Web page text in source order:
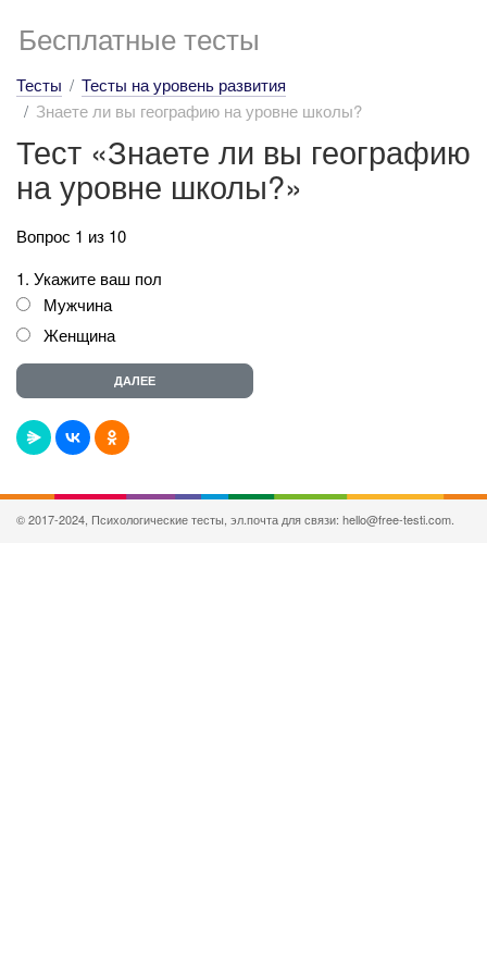
Бесплатные тесты
Тесты
Тесты на уровень развития
Знаете ли вы географию на уровне школы?
Тест «Знаете ли вы географию
на уровне школы?»
Вопрос 1 из 10
1. Укажите ваш пол
Мужчина
Женщина
© 2017-2024, Психологические тесты, эл.почта для связи: hello@free-testi.com.